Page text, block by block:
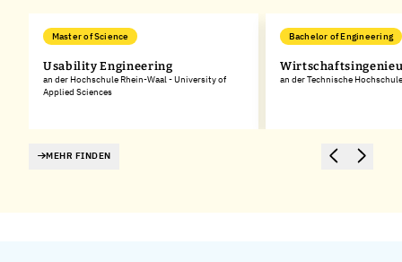
Master of Science
Usability Engineering
an der Hochschule Rhein-Waal - University of
Applied Sciences
Bachelor of Engineering
an der Technische
MEHR FINDEN